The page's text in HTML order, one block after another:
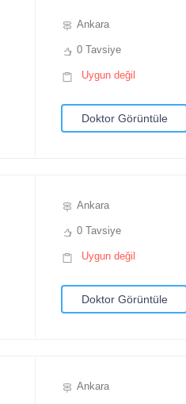
Ankara
0 Tavsiye
Uygun değil
Doktor Görüntüle
Ankara
0 Tavsiye
Uygun değil
Doktor Görüntüle
Ankara